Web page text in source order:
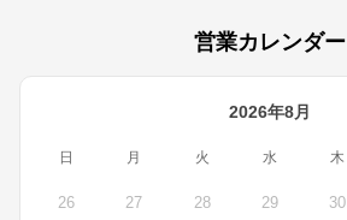
営業カレンダー
2026年8月
日 月 火 水 木
26 27 28 29 30